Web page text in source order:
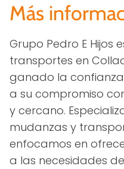
Más
Grupo Pedro E Hijos
transportes en
ganado la
a su compromiso
y cercano.
mudanzas y
enfocamos en
a las necesidades